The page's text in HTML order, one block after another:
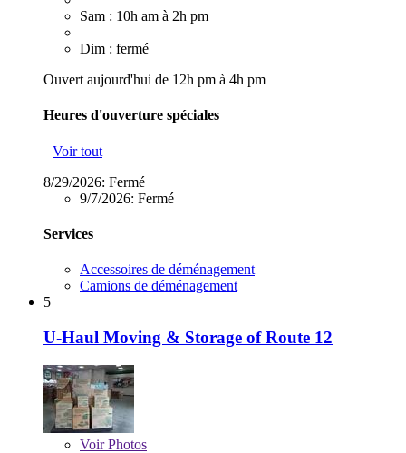
Sam : 10h am à 2h pm
Dim : fermé
Ouvert aujourd'hui de 12h pm à 4h pm
Heures d'ouverture spéciales
Voir tout
8/29/2026: Fermé
9/7/2026: Fermé
Services
Accessoires de déménagement
Camions de déménagement
5
U-Haul Moving & Storage of Route 12
VoirPhotos